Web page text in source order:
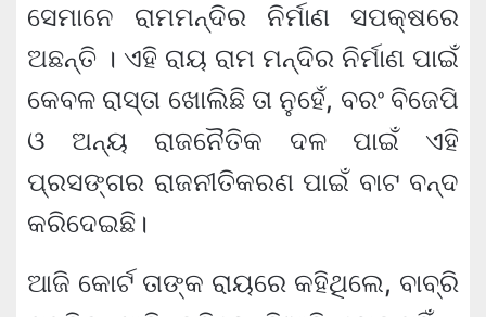
ସେମାନେ ରାମମନ୍ଦିର ନିର୍ମାଣ ସପକ୍ଷରେ
ଅଛନ୍ତି । ଏହି ରାୟ ରାମ ମନ୍ଦିର ନିର୍ମାଣ ପାଇଁ
କେବଳ ରାସ୍ତା ଖୋଲିଛି ତା ନୁହେଁ, ବରଂ ବିଜେପି
ଓ ଅନ୍ୟ ରାଜନୈତିକ ଦଳ ପାଇଁ ଏହି
ପ୍ରସଙ୍ଗର ରାଜନୀତିକରଣ ପାଇଁ ବାଟ ବନ୍ଦ
କରିଦେଇଛି।
ଆଜି କୋର୍ଟ ତାଙ୍କ ରାୟରେ କହିଥିଲେ, ବାବ୍ରି